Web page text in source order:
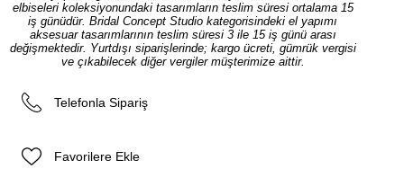
elbiseleri koleksiyonundaki tasarımların teslim süresi ortalama 15
iş günüdür. Bridal Concept Studio kategorisindeki el yapımı
aksesuar tasarımlarının teslim süresi 3 ile 15 iş günü arası
değişmektedir. Yurtdışı siparişlerinde; kargo ücreti, gümrük vergisi
ve çıkabilecek diğer vergiler müşterimize aittir.
Telefonla Sipariş
Favorilere Ekle